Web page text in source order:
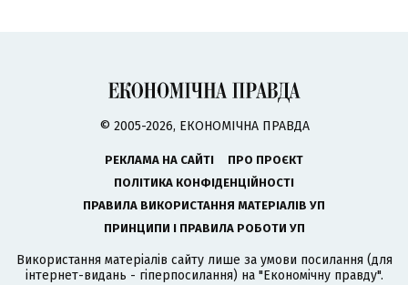
© 2005-2026, ЕКОНОМІЧНА ПРАВДА
РЕКЛАМА НА САЙТІ
ПРО ПРОЄКТ
ПОЛІТИКА КОНФІДЕНЦІЙНОСТІ
ПРАВИЛА ВИКОРИСТАННЯ МАТЕРІАЛІВ УП
ПРИНЦИПИ І ПРАВИЛА РОБОТИ УП
Використання матеріалів сайту лише за умови посилання (для
інтернет-видань - гіперпосилання) на "Економічну правду".